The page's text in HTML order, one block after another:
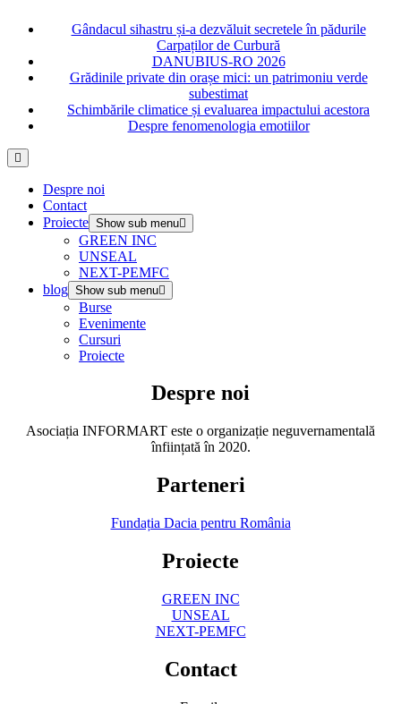
Gândacul sihastru și-a dezvăluit secretele în pădurile
Carpaților de Curbură
DANUBIUS-RO 2026
Grădinile private din orașe mici: un patrimoniu verde
subestimat
Schimbările climatice și evaluarea impactului acestora
Despre fenomenologia emotiilor
Despre noi
Contact
Proiecte Show sub menu
GREEN INC
UNSEAL
NEXT-PEMFC
blog Show sub menu
Burse
Evenimente
Cursuri
Proiecte
Despre noi
Asociația INFORMART este o organizație neguvernamentală
înființată în 2020.
Parteneri
Fundația Dacia pentru România
Proiecte
GREEN INC
UNSEAL
NEXT-PEMFC
Contact